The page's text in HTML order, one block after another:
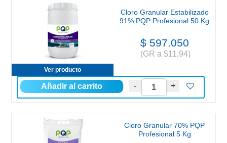
Ver producto
Cloro Granular Estabilizado
91% PQP Profesional 50 Kg
$ 597.050
(GR a $11,94)
Cloro Granular 70% PQP
Profesional 5 Kg